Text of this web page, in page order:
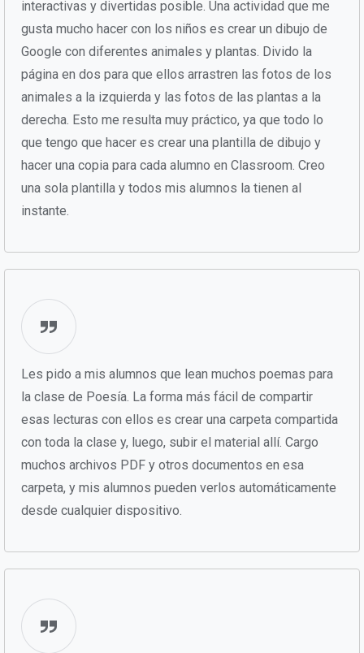
interactivas y divertidas posible. Una actividad que me
gusta mucho hacer con los niños es crear un dibujo de
Google con diferentes animales y plantas. Divido la
página en dos para que ellos arrastren las fotos de los
animales a la izquierda y las fotos de las plantas a la
derecha. Esto me resulta muy práctico, ya que todo lo
que tengo que hacer es crear una plantilla de dibujo y
hacer una copia para cada alumno en Classroom. Creo
una sola plantilla y todos mis alumnos la tienen al
instante.
Les pido a mis alumnos que lean muchos poemas para
la clase de Poesía. La forma más fácil de compartir
esas lecturas con ellos es crear una carpeta compartida
con toda la clase y, luego, subir el material allí. Cargo
muchos archivos PDF y otros documentos en esa
carpeta, y mis alumnos pueden verlos automáticamente
desde cualquier dispositivo.